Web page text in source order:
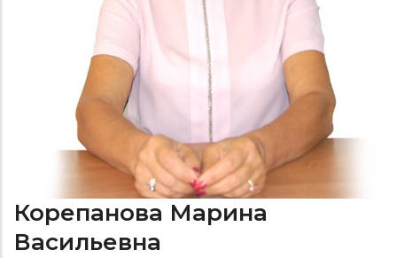
Корепанова Марина
Васильевна